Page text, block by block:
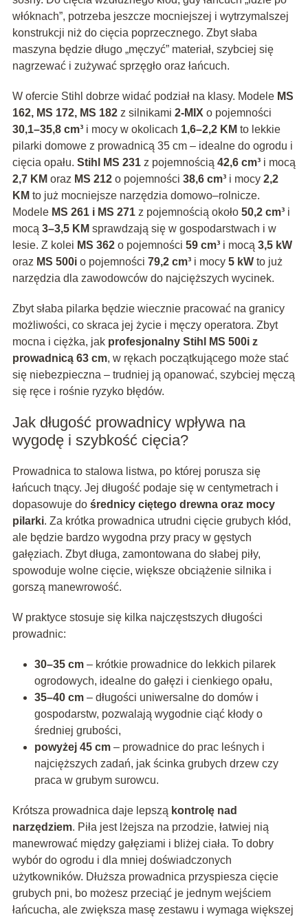
włóknach”, potrzeba jeszcze mocniejszej i wytrzymalszej
konstrukcji niż do cięcia poprzecznego. Zbyt słaba
maszyna będzie długo „męczyć” materiał, szybciej się
nagrzewać i zużywać sprzęgło oraz łańcuch.
W ofercie Stihl dobrze widać podział na klasy. Modele MS
162, MS 172, MS 182z silnikami 2-MIX o pojemności
30,1–35,8 cm³i mocy w okolicach 1,6–2,2 KM to lekkie
pilarki domowe z prowadnicą 35 cm – idealne do ogrodu i
cięcia opału. Stihl MS 231z pojemnością 42,6 cm³i mocą
2,7 KM oraz MS 212o pojemności 38,6 cm³i mocy 2,2
KM to już mocniejsze narzędzia domowo–rolnicze.
Modele MS 261 i MS 271z pojemnością około 50,2 cm³i
mocą 3–3,5 KM sprawdzają się w gospodarstwach i w
lesie. Z kolei MS 362o pojemności 59 cm³i mocą 3,5 kW
oraz MS 500io pojemności 79,2 cm³i mocy 5 kWto już
narzędzia dla zawodowców do najcięższych wycinek.
Zbyt słaba pilarka będzie wiecznie pracować na granicy
możliwości, co skraca jej życie i męczy operatora. Zbyt
mocna i ciężka, jak profesjonalny Stihl MS 500i z
prowadnicą 63 cm, w rękach początkującego może stać
się niebezpieczna – trudniej ją opanować, szybciej męczą
się ręce i rośnie ryzyko błędów.
Jak długość prowadnicy wpływa na
wygodę i szybkość cięcia?
Prowadnica to stalowa listwa, po której porusza się
łańcuch tnący. Jej długość podaje się w centymetrach i
dopasowuje do średnicy ciętego drewna oraz mocy
pilarki. Za krótka prowadnica utrudni cięcie grubych kłód,
ale będzie bardzo wygodna przy pracy w gęstych
gałęziach. Zbyt długa, zamontowana do słabej piły,
spowoduje wolne cięcie, większe obciążenie silnika i
gorszą manewrowość.
W praktyce stosuje się kilka najczęstszych długości
prowadnic:
30–35 cm– krótkie prowadnice do lekkich pilarek
ogrodowych, idealne do gałęzi i cienkiego opału,
35–40 cm– długości uniwersalne do domów i
gospodarstw, pozwalają wygodnie ciąć kłody o
średniej grubości,
powyżej 45 cm– prowadnice do prac leśnych i
najcięższych zadań, jak ścinka grubych drzew czy
praca w grubym surowcu.
Krótsza prowadnica daje lepszą kontrolę nad
narzędziem. Piła jest lżejsza na przodzie, łatwiej nią
manewrować między gałęziami i bliżej ciała. To dobry
wybór do ogrodu i dla mniej doświadczonych
użytkowników. Dłuższa prowadnica przyspiesza cięcie
grubych pni, bo możesz przeciąć je jednym wejściem
łańcucha, ale zwiększa masę zestawu i wymaga większej